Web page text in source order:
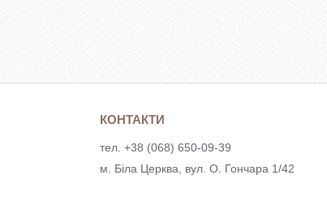
КОНТАКТИ
тел. +38 (068) 650-09-39
м. Біла Церква, вул. О. Гончара 1/42